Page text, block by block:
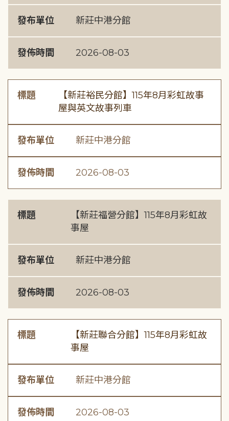
發布單位 新莊中港分館
發佈時間 2026-08-03
標題
【新莊裕民分館】115年8月彩虹故事
屋與英文故事列車
發布單位 新莊中港分館
發佈時間 2026-08-03
標題
【新莊福營分館】115年8月彩虹故
事屋
發布單位 新莊中港分館
發佈時間 2026-08-03
標題
【新莊聯合分館】115年8月彩虹故
事屋
發布單位 新莊中港分館
發佈時間 2026-08-03